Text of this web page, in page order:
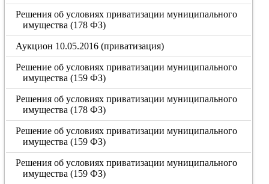
Решения об условиях приватизации муниципального
имущества (178 ФЗ)
Аукцион 10.05.2016 (приватизация)
Решение об условиях приватизации муниципального
имущества (159 ФЗ)
Решения об условиях приватизации муниципального
имущества (178 ФЗ)
Решение об условиях приватизации муниципального
имущества (159 ФЗ)
Решения об условиях приватизации муниципального
имущества (159 ФЗ)